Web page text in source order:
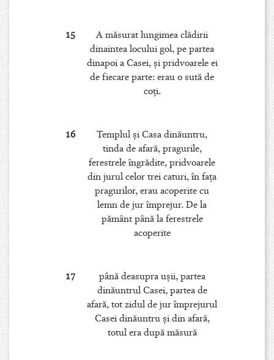
15
A măsurat lungimea clădirii
dinaintea locului gol, pe partea
dinapoi a Casei, şi pridvoarele ei
de fiecare parte: erau o sută de
coţi.
16
Templul şi Casa dinăuntru,
tinda de afară, pragurile,
ferestrele îngrădite, pridvoarele
din jurul celor trei caturi, în faţa
pragurilor, erau acoperite cu
lemn de jur împrejur. De la
pământ până la ferestrele
acoperite
17
până deasupra uşii, partea
dinăuntrul Casei, partea de
afară, tot zidul de jur împrejurul
Casei dinăuntru şi din afară,
totul era după măsură